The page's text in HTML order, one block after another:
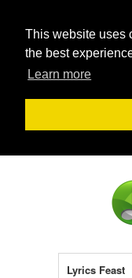
This website uses
the best
Learn more
Lyrics Feast